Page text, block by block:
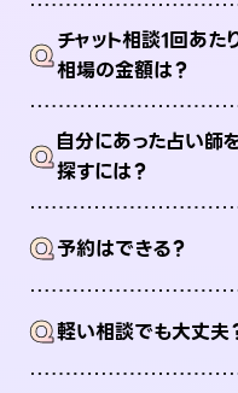
Qチャット相談1回あた
相場の金額は？
Q自分にあった占い師
探すには？
Q予約はできる？
Q軽い相談でも大丈夫